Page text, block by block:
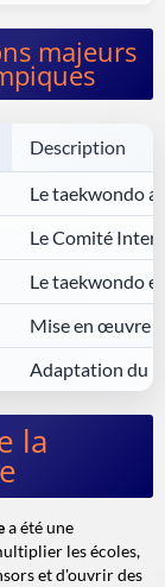
majeurs
Description
Le taekwondo
Le Comité
Le taekwondo
Mise en œuvre
Adaptation du
la
a été une
les écoles,
et d'ouvrir des